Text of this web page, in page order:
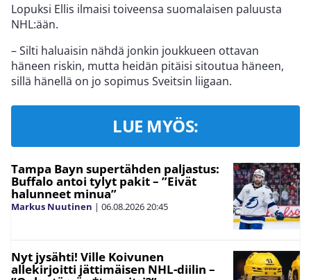
Lopuksi Ellis ilmaisi toiveensa suomalaisen paluusta
NHL:ään.
– Silti haluaisin nähdä jonkin joukkueen ottavan
häneen riskin, mutta heidän pitäisi sitoutua häneen,
sillä hänellä on jo sopimus Sveitsin liigaan.
LUE MYÖS:
Tampa Bayn supertähden paljastus:
Buffalo antoi tylyt pakit – ”Eivät
halunneet minua”
Markus Nuutinen | 06.08.202620:45
Nyt jysähti! Ville Koivunen
allekirjoitti jättimäisen NHL-diilin –